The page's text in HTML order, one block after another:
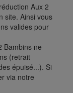
Aux 2
site. Ainsi vous
valides pour
Bambins ne
(retrait
épuisé...). Si
via notre